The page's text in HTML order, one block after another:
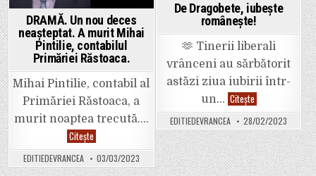
DRAMĂ. Un nou deces
neașteptat. A murit Mihai
Pintilie, contabilul
Primăriei Răstoaca.
Mihai Pintilie, contabil al
Primăriei Răstoaca, a
murit noaptea trecută….
CiteșteDRAMĂ.
Un
nou
deces
neașteptat.
EDITIEDEVRANCEA 03/03/2023
De Dragobete, iubește
românește!
🫶 Tinerii liberali
vrânceni au sărbătorit
astăzi ziua iubirii într-
un… CiteșteDe
Dragobete,
iubește
românește!
EDITIEDEVRANCEA 28/02/2023